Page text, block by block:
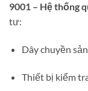
9001 – Hệ thống
tư:
Dây chuyền
Thiết bị kiểm